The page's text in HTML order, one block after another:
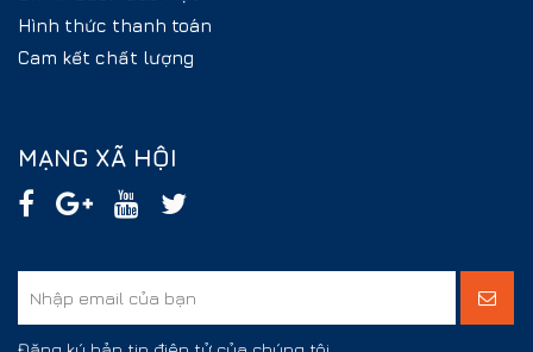
Hình thức thanh toán
Cam kết chất lượng
MẠNG XÃ HỘI